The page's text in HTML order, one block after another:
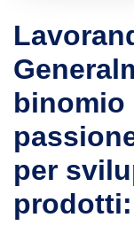
binomio
per
prodotti: